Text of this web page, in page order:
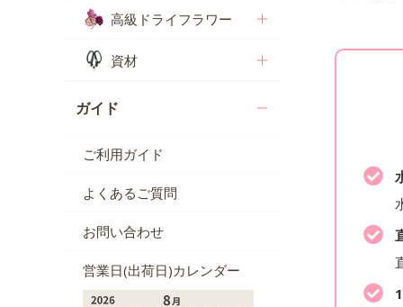
高級ドライフラワー
資材
ガイド
ご利用ガイド
よくあるご質問
お問い合わせ
営業日(出荷日)カレンダー